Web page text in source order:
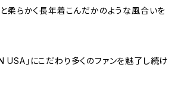
柔らかく長年着こんだかのような風合いを
USA」にこだわり多くのファンを魅了し続け